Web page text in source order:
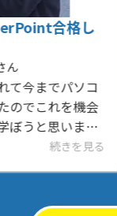
ず
パソコン
いと思い
した。市
習得した
料を作